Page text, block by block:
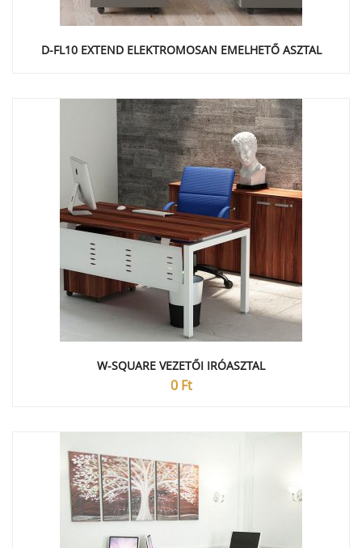
D-FL10 EXTEND ELEKTROMOSAN EMELHETŐ ASZTAL
W-SQUARE VEZETŐI IRÓASZTAL
0 Ft